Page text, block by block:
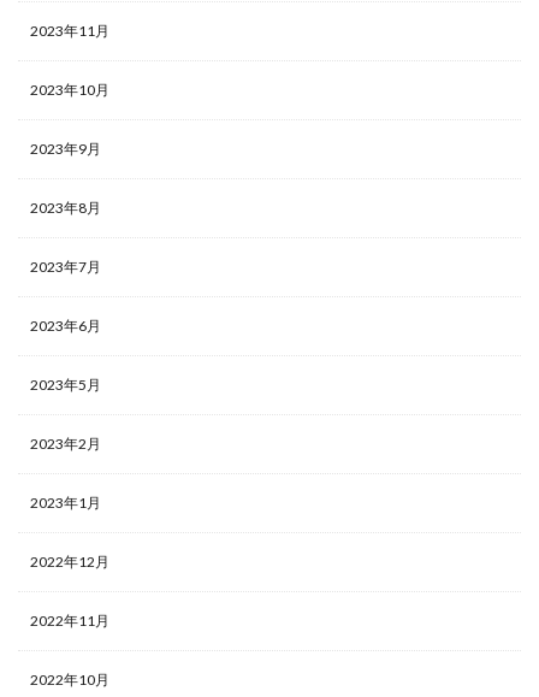
2023年11月
2023年10月
2023年9月
2023年8月
2023年7月
2023年6月
2023年5月
2023年2月
2023年1月
2022年12月
2022年11月
2022年10月